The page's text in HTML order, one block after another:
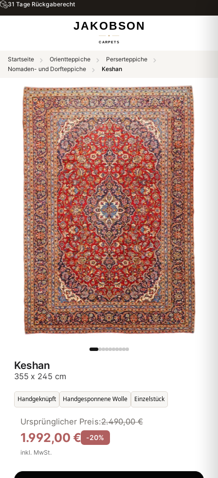
31 Tage Rückgaberecht
Startseite Orientteppiche
Perserteppiche
Nomaden- und Dorfteppiche
Keshan
Keshan
355 x 245 cm
Handgeknüpft Handgesponnene Wolle Einzelstück
1.992,00 €
Ursprünglicher Preis:2.490,00 €
-20%
inkl. MwSt.